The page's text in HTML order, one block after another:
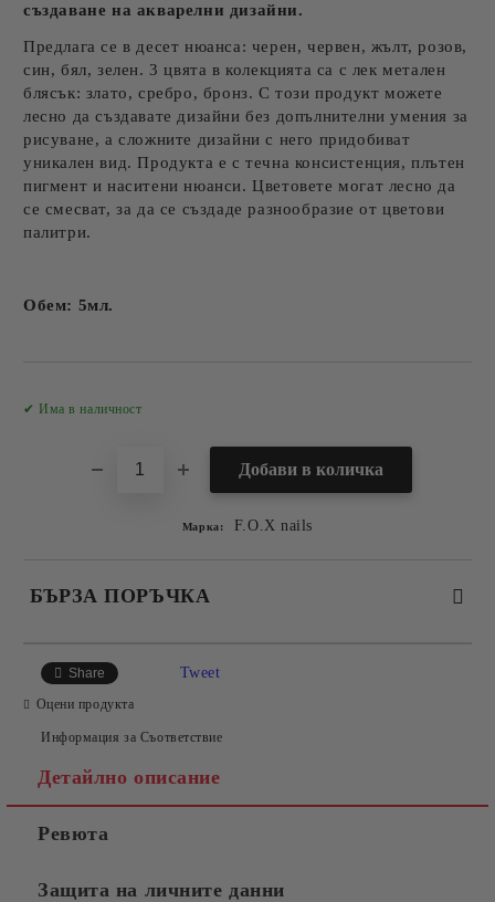
създаване на акварелни дизайни.
Предлага се в десет нюанса: черен, червен, жълт, розов,
син, бял, зелен. 3 цвята в колекцията са с лек метален
блясък: злато, сребро, бронз. С този продукт можете
лесно да създавате дизайни без допълнителни умения за
рисуване, а сложните дизайни с него придобиват
уникален вид. Продукта е с течна консистенция, плътен
пигмент и наситени нюанси. Цветовете могат лесно да
се смесват, за да се създаде разнообразие от цветови
палитри.
Обем: 5мл.
✔ Има в наличност
Марка: F.O.X nails
БЪРЗА ПОРЪЧКА
Съгласен съм с
Ние ще се свържем с вас в рамките на работния ден.
Share Tweet
Оцени продукта
Информация за Съответствие
Детайлно описание
Ревюта
Защита на личните данни